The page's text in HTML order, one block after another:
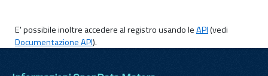
E' possibile inoltre accedere al registro usando leAPI(vedi
Documentazione API).